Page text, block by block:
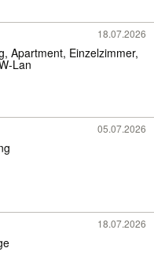
18.07.2026
Apartment, Einzelzimmer,
Lan
05.07.2026
18.07.2026